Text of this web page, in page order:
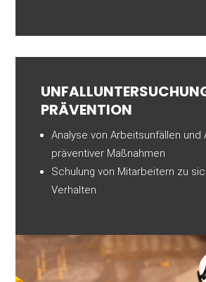
PRÄVENTION
Analyse von Arbeitsunfällen und
präventiver Maßnahmen
Schulung von Mitarbeitern zu
Verhalten